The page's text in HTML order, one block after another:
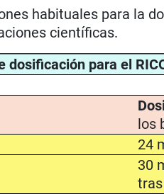
habituales para la
científicas.
dosificación para el
los
24
30